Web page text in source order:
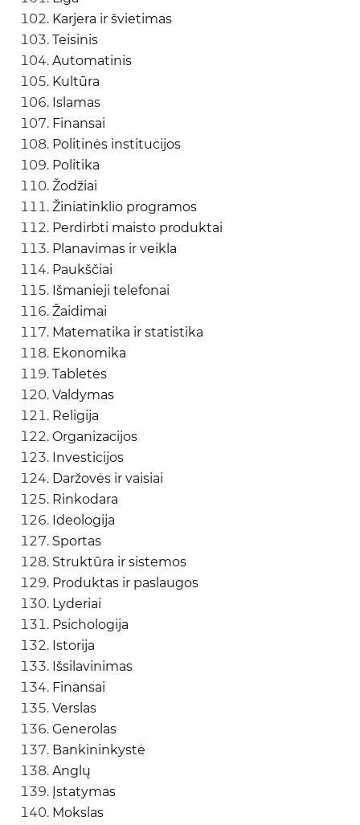
Karjera ir švietimas
Teisinis
Automatinis
Kultūra
Islamas
Finansai
Politinės institucijos
Politika
Žodžiai
Žiniatinklio programos
Perdirbti maisto produktai
Planavimas ir veikla
Paukščiai
Išmanieji telefonai
Žaidimai
Matematika ir statistika
Ekonomika
Tabletės
Valdymas
Religija
Organizacijos
Investicijos
Daržovės ir vaisiai
Rinkodara
Ideologija
Sportas
Struktūra ir sistemos
Produktas ir paslaugos
Lyderiai
Psichologija
Istorija
Išsilavinimas
Finansai
Verslas
Generolas
Bankininkystė
Anglų
Įstatymas
Mokslas